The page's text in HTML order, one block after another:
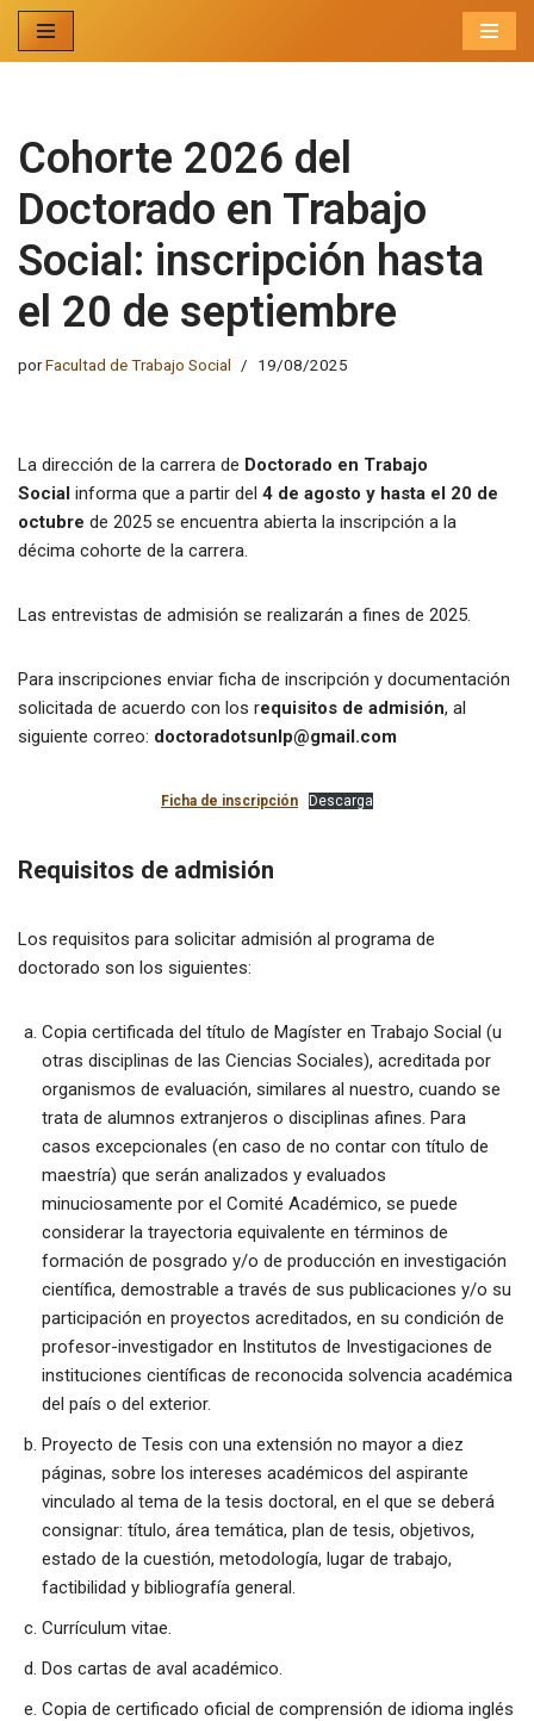
Ir
Cohorte 2026 del
Doctorado en Trabajo
Social: inscripción hasta
el 20 de septiembre
porFacultad de Trabajo Social 19/08/2025
La dirección de la carrera de Doctorado en Trabajo
Social informa que a partir del 4 de agosto y hasta el 20 de
octubre de 2025 se encuentra abierta la inscripción a la
décima cohorte de la carrera.
Las entrevistas de admisión se realizarán a fines de 2025.
Para inscripciones enviar ficha de inscripción y documentación
solicitada de acuerdo con los requisitos de admisión, al
siguiente correo: doctoradotsunlp@gmail.com
Ficha de inscripción Descarga
Requisitos de admisión
Los requisitos para solicitar admisión al programa de
doctorado son los siguientes:
Copia certificada del título de Magíster en Trabajo Social (u
otras disciplinas de las Ciencias Sociales), acreditada por
organismos de evaluación, similares al nuestro, cuando se
trata de alumnos extranjeros o disciplinas afines. Para
casos excepcionales (en caso de no contar con título de
maestría) que serán analizados y evaluados
minuciosamente por el Comité Académico, se puede
considerar la trayectoria equivalente en términos de
formación de posgrado y/o de producción en investigación
científica, demostrable a través de sus publicaciones y/o su
participación en proyectos acreditados, en su condición de
profesor-investigador en Institutos de Investigaciones de
instituciones científicas de reconocida solvencia académica
del país o del exterior.
Proyecto de Tesis con una extensión no mayor a diez
páginas, sobre los intereses académicos del aspirante
vinculado al tema de la tesis doctoral, en el que se deberá
consignar: título, área temática, plan de tesis, objetivos,
estado de la cuestión, metodología, lugar de trabajo,
factibilidad y bibliografía general.
Currículum vitae.
Dos cartas de aval académico.
Copia de certificado oficial de comprensión de idioma inglés